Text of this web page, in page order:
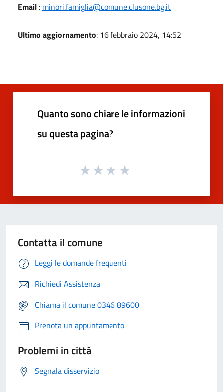
Email : minori.famiglia@comune.clusone.bg.it
Ultimo aggiornamento: 16 febbraio 2024, 14:52
Quanto sono chiare le informazioni
su questa pagina?
Contatta il comune
Leggi le domande frequenti
Richiedi Assistenza
Chiama il comune 0346 89600
Prenota un appuntamento
Problemi in città
Segnala disservizio